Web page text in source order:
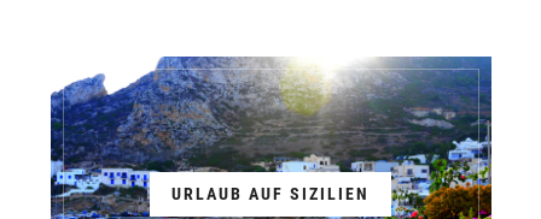
URLAUB AUF SIZILIEN